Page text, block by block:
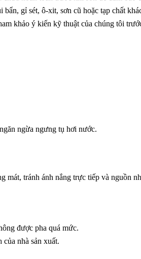
gỉ sét, ô-xit, sơn cũ hoặc tạp chất
khảo ý kiến kỹ thuật của chúng tôi
ngừa ngưng tụ hơi nước.
mát, tránh ánh nắng trực tiếp và nguồn
được pha quá mức.
nhà sản xuất.